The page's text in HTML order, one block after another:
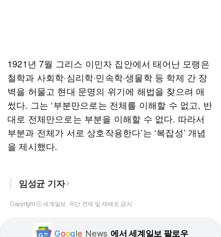
1921년 7월 그리스 이민자 집안에서 태어난 모랭은
철학과 사회학·심리학·민속학·생물학 등 학제 간 장
벽을 허물고 현대 문명의 위기에 해법을 찾으려 애
썼다. 그는 ‘부분만으로는 전체를 이해할 수 없고, 반
대로 전체만으로는 부분을 이해할 수 없다. 따라서
부분과 전체가 서로 상호작용한다’는 ‘복잡성’ 개념
을 제시했다.
임성균 기자
Copyright ⓒ 세계일보. 무단 전재 및 재배포 금지
Google News 에서 세계일보 팔로우